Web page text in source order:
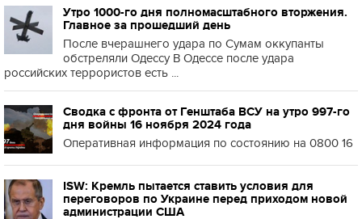
Утро 1000-го дня полномасштабного вторжения.
Главное за прошедший день
После вчерашнего удара по Сумам оккупанты
обстреляли Одессу В Одессе после удара
российских террористов есть ...
Сводка с фронта от Генштаба ВСУ на утро 997-го
дня войны 16 ноября 2024 года
Оперативная информация по состоянию на 0800 16
ISW: Кремль пытается ставить условия для
переговоров по Украине перед приходом новой
администрации США